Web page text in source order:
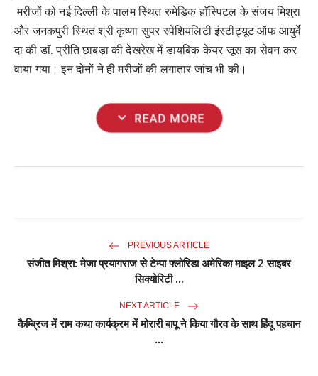
मरीजों को नई दिल्ली के पालम स्थित रुमेडिक हाॅस्पिटल के संजय मिश्रा
और जनकपुरी स्थित श्री कृष्णा सुपर स्पेशियलिटी इंस्टीट्यूट ऑफ आयुर्वे
दा की डाॅ.प्रीति छाबड़ा की देखरेख में डायबिक केयर जूस का सेवन कर
वाया गया। इन दोनों ने ही मरीजों की लगातार जांच भी की।
expand_more READ MORE
PREVIOUS ARTICLE
संजीत मिश्रा: मेजा प्रयागराज से टेम्पा फ्लोरिडा अमेरिका माइल 2 साइबर
सिक्योरिटी ...
NEXT ARTICLE
कैम्ब्रिज में राम कथा कार्यक्रम में मोरारी बापू ने किया गौरव के साथ हिंदू पहचान
...